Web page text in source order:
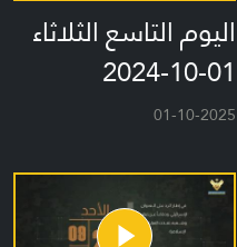
اليوم التاسع الثلاثاء
01-10-2024
01-10-2025